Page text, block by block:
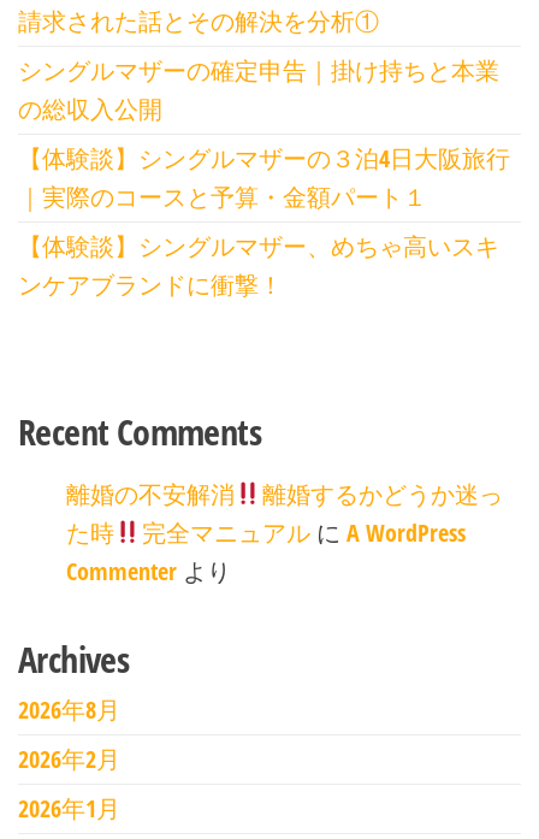
請求された話とその解決を分析①
シングルマザーの確定申告｜掛け持ちと本業
の総収入公開
【体験談】シングルマザーの３泊4日大阪旅行
｜実際のコースと予算・金額パート１
【体験談】シングルマザー、めちゃ高いスキ
ンケアブランドに衝撃！
Recent Comments
離婚の不安解消
離婚するかどうか迷っ
た時
完全マニュアルに A WordPress
Commenter より
Archives
2026年8月
2026年2月
2026年1月